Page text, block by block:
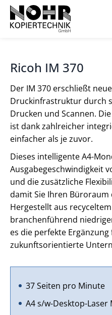
Ricoh IM 370
Der IM 370 erschließt
Druckinfrastruktur durch
Drucken und Scannen.
ist dank zahlreicher
einfacher als je zuvor.
Dieses intelligente A4-
Ausgabegeschwindigkeit
und die zusätzliche
damit Sie Ihren
Hergestellt aus
branchenführend
es die perfekte Ergänzung
zukunftsorientierte
37 Seiten pro Minute
A4 s/w-Desktop-Laser